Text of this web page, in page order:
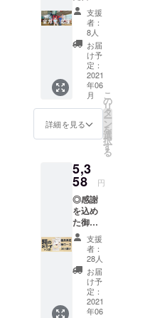
ジェクト
で、東北・
福島の伝統
「358」を日
本中・世界
中に拡げる
します。ぜ
援のほどよ
ろしくお願
いいたしま
のお手
紙
◎358研
究会
会員証
（応援
してく
ださる
皆さん
は358研
究員で
す！）
マルの
思いに
共感し
た！」
「リ
ターン
不要だ
けど応
援した
い！」
そんな
うれし
いお声
をたく
支援
者：
8人
お届
け予
定：
2021
年06
月
詳細を見る
こ
の
リ
タ
ー
ン
を
選
択
す
る
5,3
58 円
◎感謝
を込め
た御礼
のお手
紙
◎358研
究会
会員証
（応援
してく
ださる
支援
者：
28人
お届
け予
定：
2021
年06